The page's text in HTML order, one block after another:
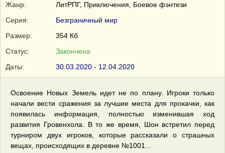
Жанр:
ЛитРПГ, Приключения, Боевое фэнтези
Серия:
Безграничный мир
Размер:
354 Кб
Статус:
Закончена
Даты:
30.03.2020 - 12.04.2020
Освоение Новых Земель идет не по плану. Игроки только
начали вести сражения за лучшие места для прокачки, как
появилась информация, полностью изменившая ход
развития Гровенхола. В то же время, Шон встретил перед
турниром двух игроков, которые рассказали о страшных
вещах, происходящих в деревне №1001...